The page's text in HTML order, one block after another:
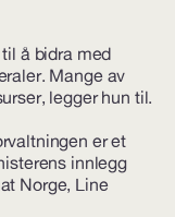
å bidra med
Mange av
legger hun til.
er et
innlegg
Norge, Line